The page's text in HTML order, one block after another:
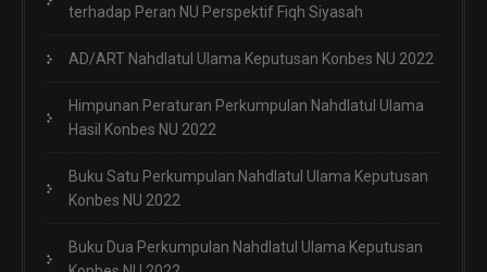
terhadap Peran NU Perspektif Fiqh Siyasah
AD/ART Nahdlatul Ulama Keputusan Konbes NU 2022
Himpunan Peraturan Perkumpulan Nahdlatul Ulama
Hasil Konbes NU 2022
Buku Satu Perkumpulan Nahdlatul Ulama Keputusan
Konbes NU 2022
Buku Dua Perkumpulan Nahdlatul Ulama Keputusan